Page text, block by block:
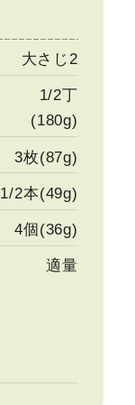
大さじ2
1/2丁
(180g)
3枚(87g)
1/2本(49g)
4個(36g)
適量